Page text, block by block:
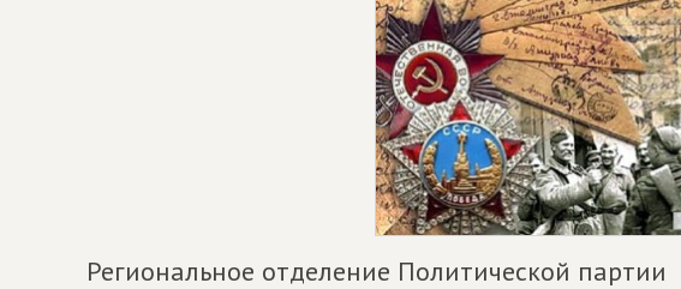
Региональное отделение Политической партии